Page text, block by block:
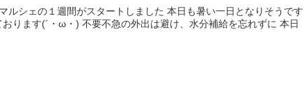
ルシェの１週間がスタートしました 本日も暑い一日となりそうです
ります(´・ω・) 不要不急の外出は避け、水分補給を忘れずに 本日